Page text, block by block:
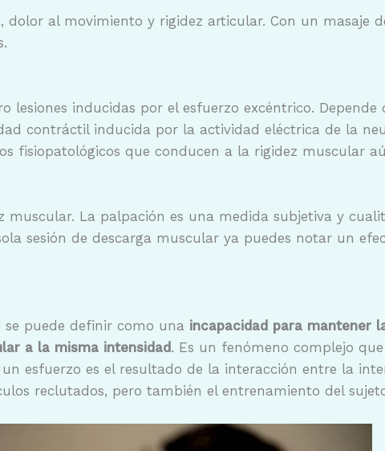
al movimiento y rigidez articular. Con un masaje
inducidas por el esfuerzo excéntrico. Depende
contráctil inducida por la actividad eléctrica de la
fisiopatológicos que conducen a la rigidez muscular
La palpación es una medida subjetiva y
sesión de descarga muscular ya puedes notar un
puede definir como una incapacidad para mantener
a la misma intensidad. Es un fenómeno complejo
esfuerzo es el resultado de la interacción entre la
reclutados, pero también el entrenamiento del